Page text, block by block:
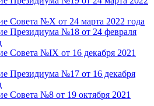
Совета №X от 24 марта 2022 года
Президиума №18 от 24 февраля
Совета №IX от 16 декабря 2021
Президиума №17 от 16 декабря
Совета №8 от 19 октября 2021